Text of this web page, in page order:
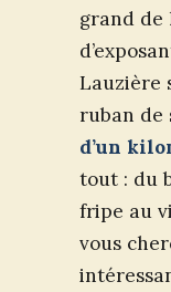
grand de
Lauzière
ruban de
d’un
tout : du
fripe au
vous